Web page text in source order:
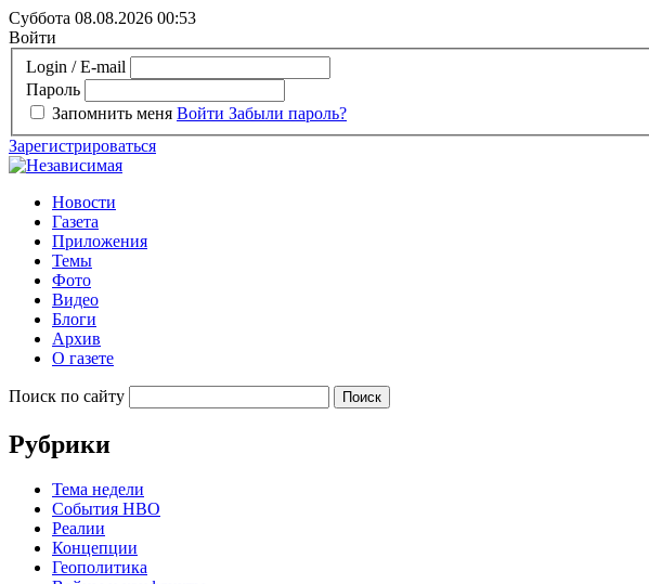
Суббота 08.08.2026 00:53
Войти
Login / E-mail
Пароль
Запомнить меня Войти Забыли пароль?
Зарегистрироваться
Новости
Газета
Приложения
Темы
Фото
Видео
Блоги
Архив
О газете
Поиск по сайту
Рубрики
Тема недели
События НВО
Реалии
Концепции
Геополитика